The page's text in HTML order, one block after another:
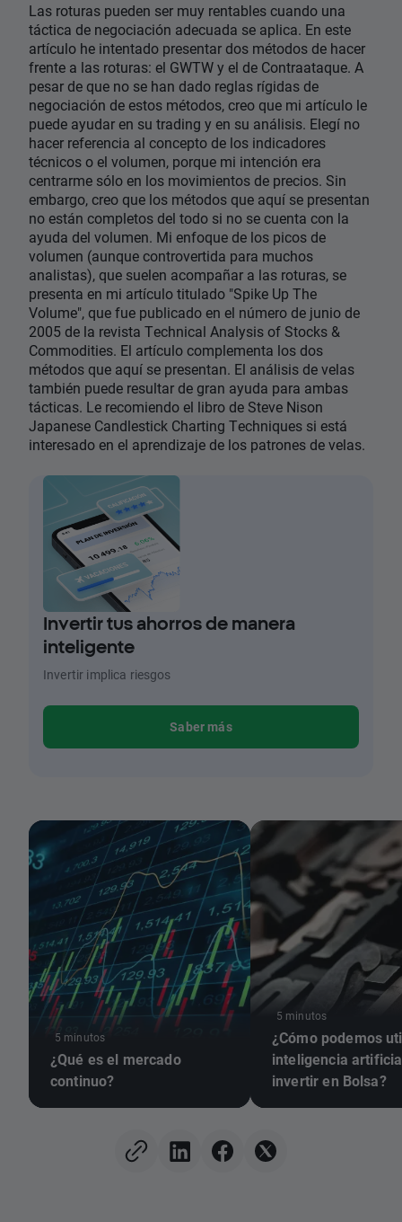
Las roturas pueden ser muy rentables cuando una
táctica de negociación adecuada se aplica. En este
artículo he intentado presentar dos métodos de hacer
frente a las roturas: el GWTW y el de Contraataque. A
pesar de que no se han dado reglas rígidas de
negociación de estos métodos, creo que mi artículo le
puede ayudar en su trading y en su análisis. Elegí no
hacer referencia al concepto de los indicadores
técnicos o el volumen, porque mi intención era
centrarme sólo en los movimientos de precios. Sin
embargo, creo que los métodos que aquí se presentan
no están completos del todo si no se cuenta con la
ayuda del volumen. Mi enfoque de los picos de
volumen (aunque controvertida para muchos
analistas), que suelen acompañar a las roturas, se
presenta en mi artículo titulado "Spike Up The
Volume", que fue publicado en el número de junio de
2005 de la revista Technical Analysis of Stocks &
Commodities. El artículo complementa los dos
métodos que aquí se presentan. El análisis de velas
también puede resultar de gran ayuda para ambas
tácticas. Le recomiendo el libro de Steve Nison
Japanese Candlestick Charting Techniques si está
interesado en el aprendizaje de los patrones de velas.
Invertir tus ahorros de manera
inteligente
Invertir implica riesgos
Saber más
5 minutos
¿Qué es el mercado
continuo?
5 minutos
¿Cómo podemos
inteligencia
invertir en Bolsa?